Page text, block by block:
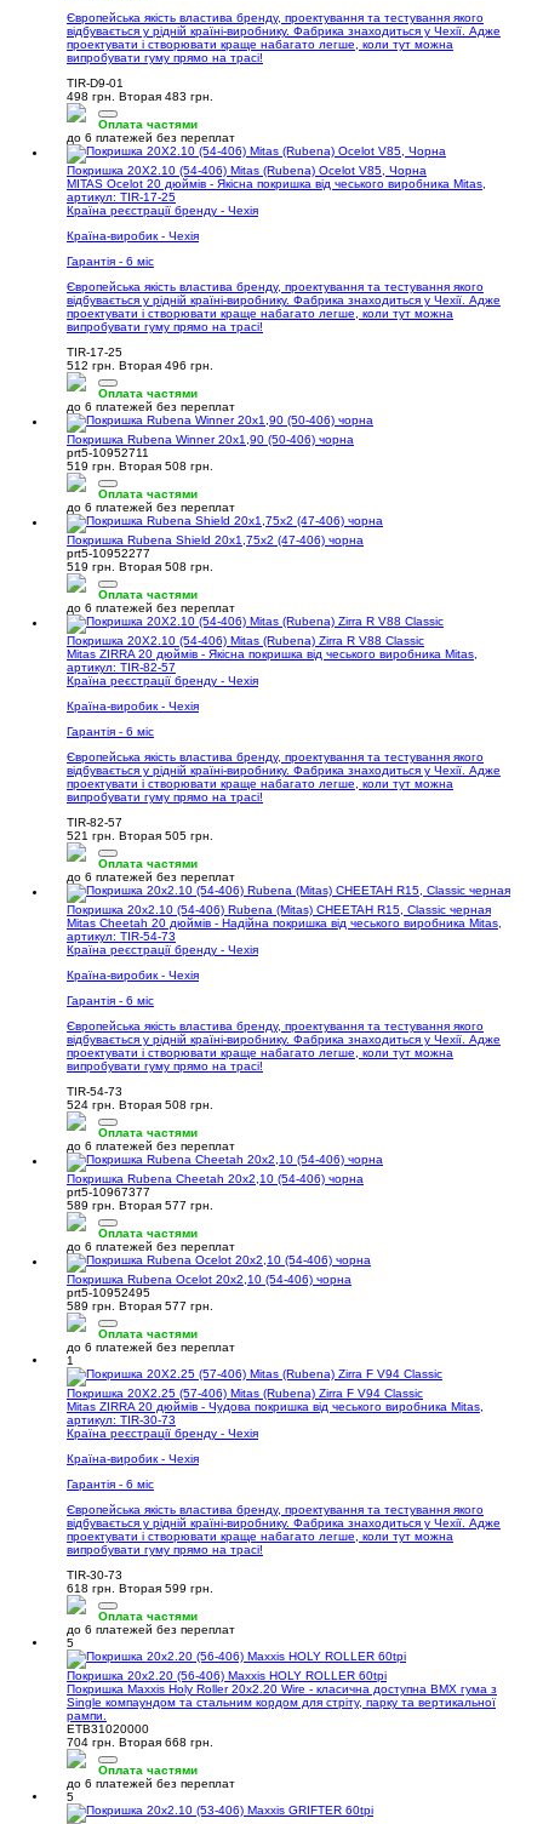
Європейська якість властива бренду, проектування та тестування якого
відбувається у рідній країні-виробнику. Фабрика знаходиться у Чехії. Адже
проектувати і створювати краще набагато легше, коли тут можна
випробувати гуму прямо на трасі!
TIR-D9-01
498 грн.
Вторая 483 грн.
Оплата частями
до 6 платежей без переплат
Покришка 20X2.10 (54-406) Mitas (Rubena) Ocelot V85, Чорна
MITAS Ocelot 20 дюймів - Якісна покришка від чеського виробника Mitas,
артикул: TIR-17-25
Країна реєстрації бренду - Чехія
Країна-виробик - Чехія
Гарантія - 6 міс
Європейська якість властива бренду, проектування та тестування якого
відбувається у рідній країні-виробнику. Фабрика знаходиться у Чехії. Адже
проектувати і створювати краще набагато легше, коли тут можна
випробувати гуму прямо на трасі!
TIR-17-25
512 грн.
Вторая 496 грн.
Оплата частями
до 6 платежей без переплат
Покришка Rubena Winner 20x1,90 (50-406) чорна
prt5-10952711
519 грн.
Вторая 508 грн.
Оплата частями
до 6 платежей без переплат
Покришка Rubena Shield 20x1,75x2 (47-406) чорна
prt5-10952277
519 грн.
Вторая 508 грн.
Оплата частями
до 6 платежей без переплат
Покришка 20X2.10 (54-406) Mitas (Rubena) Zirra R V88 Classic
Mitas ZIRRA 20 дюймів - Якісна покришка від чеського виробника Mitas,
артикул: TIR-82-57
Країна реєстрації бренду - Чехія
Країна-виробик - Чехія
Гарантія - 6 міс
Європейська якість властива бренду, проектування та тестування якого
відбувається у рідній країні-виробнику. Фабрика знаходиться у Чехії. Адже
проектувати і створювати краще набагато легше, коли тут можна
випробувати гуму прямо на трасі!
TIR-82-57
521 грн.
Вторая 505 грн.
Оплата частями
до 6 платежей без переплат
Покришка 20x2.10 (54-406) Rubena (Mitas) CHEETAH R15, Classic черная
Mitas Cheetah 20 дюймів - Надійна покришка від чеського виробника Mitas,
артикул: TIR-54-73
Країна реєстрації бренду - Чехія
Країна-виробик - Чехія
Гарантія - 6 міс
Європейська якість властива бренду, проектування та тестування якого
відбувається у рідній країні-виробнику. Фабрика знаходиться у Чехії. Адже
проектувати і створювати краще набагато легше, коли тут можна
випробувати гуму прямо на трасі!
TIR-54-73
524 грн.
Вторая 508 грн.
Оплата частями
до 6 платежей без переплат
Покришка Rubena Cheetah 20x2,10 (54-406) чорна
prt5-10967377
589 грн.
Вторая 577 грн.
Оплата частями
до 6 платежей без переплат
Покришка Rubena Ocelot 20x2,10 (54-406) чорна
prt5-10952495
589 грн.
Вторая 577 грн.
Оплата частями
до 6 платежей без переплат
1
Покришка 20X2.25 (57-406) Mitas (Rubena) Zirra F V94 Classic
Mitas ZIRRA 20 дюймів - Чудова покришка від чеського виробника Mitas,
артикул: TIR-30-73
Країна реєстрації бренду - Чехія
Країна-виробик - Чехія
Гарантія - 6 міс
Європейська якість властива бренду, проектування та тестування якого
відбувається у рідній країні-виробнику. Фабрика знаходиться у Чехії. Адже
проектувати і створювати краще набагато легше, коли тут можна
випробувати гуму прямо на трасі!
TIR-30-73
618 грн.
Вторая 599 грн.
Оплата частями
до 6 платежей без переплат
5
Покришка 20x2.20 (56-406) Maxxis HOLY ROLLER 60tpi
Покришка Maxxis Holy Roller 20x2.20 Wire - класична доступна BMX гума з
Single компаундом та стальним кордом для стріту, парку та вертикальної
рампи.
ETB31020000
704 грн.
Вторая 668 грн.
Оплата частями
до 6 платежей без переплат
5